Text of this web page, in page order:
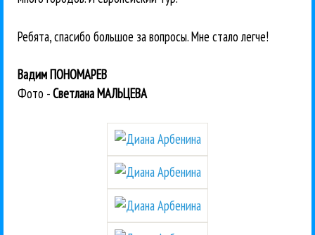
Ребята, спасибо большое за вопросы. Мне стало легче!
Вадим ПОНОМАРЕВ
Фото -Светлана МАЛЬЦЕВА